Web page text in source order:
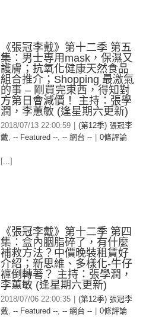
《張冠李戴》第十二季 第五
集：男士専用mask，保濕又
護膚；抗氧化健康天然食品
組合推介；Shopping 最激氣
的事 – 剛買完東西，得知對
方第日會減價！ 主持：張學
潤，李蕙敏 (逢星期六更新)
2018/07/13 22:00:59
(第12季) 張冠李
戴, -- Featured --, -- 網台 -- 0條評論
[...]
《張冠李戴》第十二季 第四
集：盒內胭脂碎了，有什麼
補救方法？中價晚裝租賃好
介紹；新思維、多樣化-牛仔
褲倒轉著？ 主持：張學潤，
李蕙敏 (逢星期六更新)
2018/07/06 22:00:35
(第12季) 張冠李
戴, -- Featured --, -- 網台 -- 0條評論